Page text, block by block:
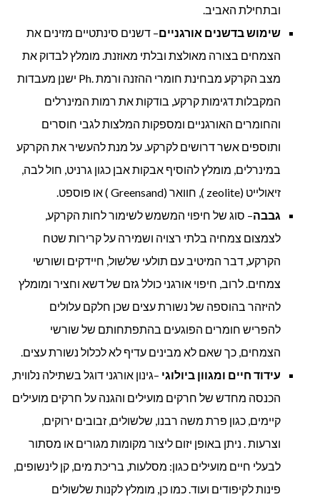
ובתחילת האביב.
שימוש בדשנים אורגניים– דשנים סינתטיים מזינים את
הצמחים בצורה מאולצת ובלתי מאוזנת. מומלץ לבדוק את
מצב הקרקע מבחינת חומרי ההזנה ורמת .Ph ישנן מעבדות
המקבלות דגימות קרקע, בודקות את רמות המינרלים
והחומרים האורגניים ומספקות המלצות לגבי חוסרים
ותוספים אשר דרושים לקרקע. על מנת להעשיר את הקרקע
במינרלים, מומלץ להוסיף אבקות אבן כגון גרניט, חול לבה,
זיאולייט (zeolite ), חוואר (Greensand ) או פוספט.
גבבה– סוג של חיפוי המשמש לשימור לחות הקרקע,
לצמצום צמחיה בלתי רצויה ושמירה על קרירות שטח
הקרקע, דבר המיטיב עם תולעי שלשול, חיידקים ושורשי
צמחים. לרוב, חיפוי אורגני כולל גזם של דשא וחציר ומומלץ
להיזהר בהוספה של נשורת עצים שכן חלקם עלולים
להפריש חומרים הפוגעים בהתפתחותם של שורשי
הצמחים, כך שאם לא מבינים עדיף לא לכלול נשורת עצים.
עידוד חיים ומגוון ביולוגי –גינון אורגני דוגל בשתילה נלווית,
הכנסה מחדש של חרקים מועילים והגנה על חרקים מועילים
קיימים, כגון פרת משה רבנו, שלשולים, זבובים ירוקים,
וצרעות . ניתן באופן יזום ליצור מקומות מגורים או מסתור
לבעלי חיים מועילים כגון: מסלעות, בריכת מים, קן לינשופים,
פינות לקיפודים ועוד. כמו כן, מומלץ לקנות שלשולים